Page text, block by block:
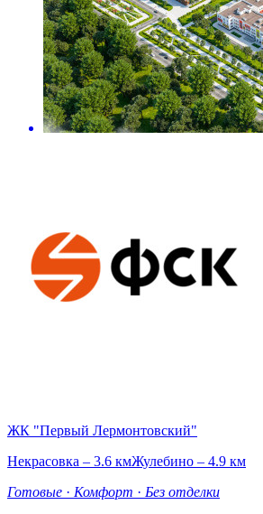
ЖК "Первый Лермонтовский"
Некрасовка – 3.6 кмЖулебино – 4.9 км
Готовые · Комфорт · Без отделки